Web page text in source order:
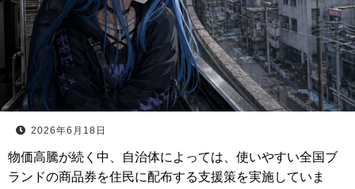
2026年6月18日
物価高騰が続く中、自治体によっては、使いやすい全国ブ
ランドの商品券を住民に配布する支援策を実施していま